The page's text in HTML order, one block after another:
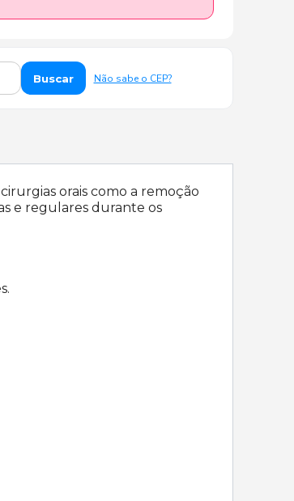
Buscar Não sabe o CEP?
orais como a remoção
e regulares durante os